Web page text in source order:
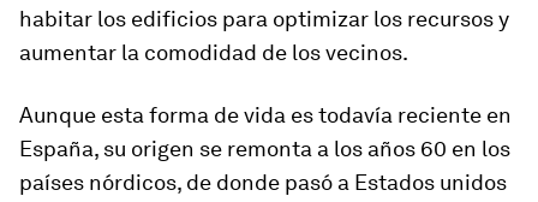
habitar los edificios para optimizar los recursos y
aumentar la comodidad de los vecinos.
Aunque esta forma de vida es todavía reciente en
España, su origen se remonta a los años 60 en los
países nórdicos, de donde pasó a Estados unidos